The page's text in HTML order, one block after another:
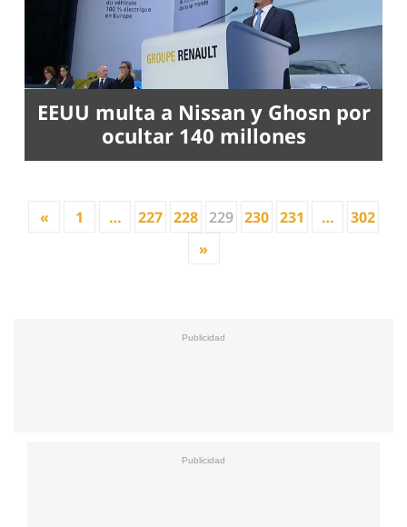
EEUU multa a Nissan y Ghosn por
ocultar 140 millones
« 1 … 227 228 229 230 231 …
302
»